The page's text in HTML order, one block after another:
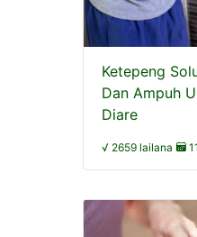
Ketepeng
Dan Ampuh
Diare
√ 2659 lailana